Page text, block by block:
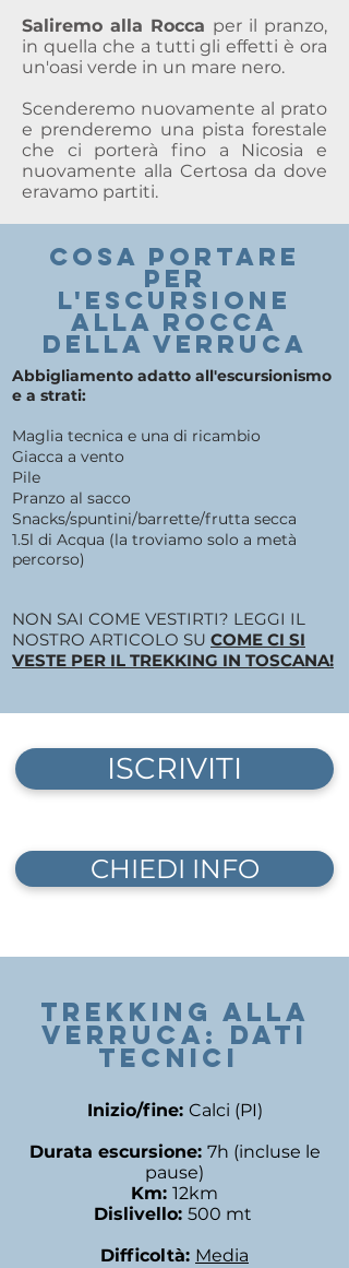
Saliremo alla Rocca per il pranzo,
in quella che a tutti gli effetti è ora
un'oasi verde in un mare nero.
Scenderemo nuovamente al prato
e prenderemo una pista forestale
che ci porterà fino a Nicosia e
nuovamente alla Certosa da dove
eravamo partiti.
COSA PORTARE
PER
l'escursione
alla rocca
della verruca
Abbigliamento adatto all'escursionismo
e a strati:
Maglia tecnica e una di ricambio
Giacca a vento
Pile
Pranzo al sacco
Snacks/spuntini/barrette/frutta secca
1.5l di Acqua (la troviamo solo a metà
percorso)
NON SAI COME VESTIRTI? LEGGI IL
NOSTRO ARTICOLO SU COME CI SI
VESTE PER IL TREKKING IN TOSCANA!
ISCRIVITI
CHIEDI INFO
trekking alla
verruca: DATI
TECNICI
Inizio/fine: Calci (PI)
Durata escursione: 7h (incluse le
pause)
Km: 12km
Dislivello: 500 mt
Difficoltà: Media